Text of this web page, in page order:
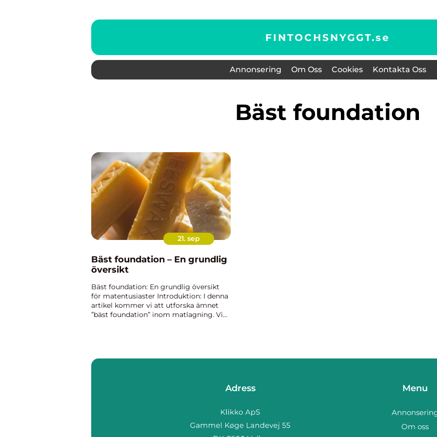
FINTOCHSNYGGT.se
Annonsering Om Oss Cookies Kontakta Oss
bäst foundation
21. sep
Bäst foundation – En grundlig
översikt
Bäst foundation: En grundlig översikt
för matentusiaster Introduktion: I denna
artikel kommer vi att utforska ämnet
”bäst foundation” inom matlagning. Vi
Adress Menu
Om oss